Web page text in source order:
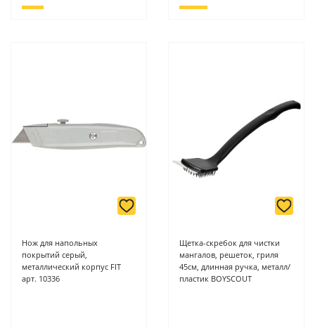
Нож для напольных
покрытий серый,
металлический корпус FIT
арт. 10336
Щетка-скребок для чистки
мангалов, решеток, гриля
45см, длинная ручка, металл/
пластик BOYSCOUT